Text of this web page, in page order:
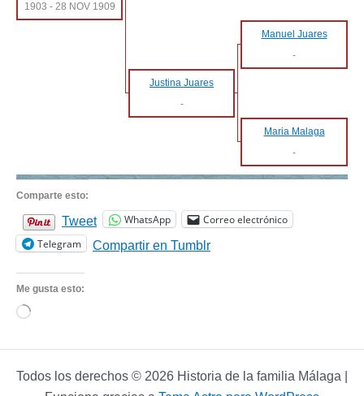
1903 - 28 NOV 1909
Manuel Juares
-
Justina Juares
-
Maria Malaga
-
Comparte esto:
Tweet WhatsApp
Correo electrónico
Telegram
Compartir en Tumblr
Me gusta esto:
Cargando...
Todos los derechos © 2026 Historia de la familia Málaga |